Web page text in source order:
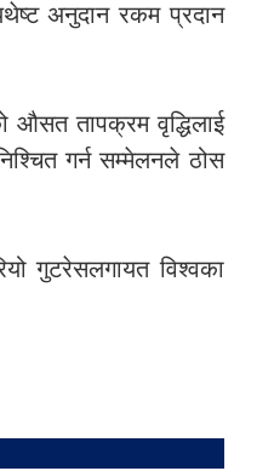
अनुदान रकम प्रदान
औसत तापक्रम वृद्धिलाई
गर्न सम्मेलनले ठोस
गुटरेसलगायत विश्वका